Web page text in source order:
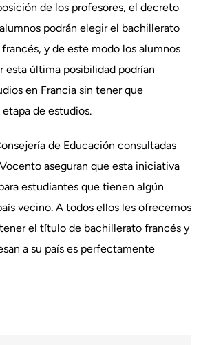
de los profesores, el decreto
podrán elegir el bachillerato
y de este modo los alumnos
esta última posibilidad podrían
en Francia sin tener que
de estudios.
de Educación consultadas
aseguran que esta iniciativa
estudiantes que tienen algún
vecino. A todos ellos les ofrecemos
el título de bachillerato francés y
a su país es perfectamente